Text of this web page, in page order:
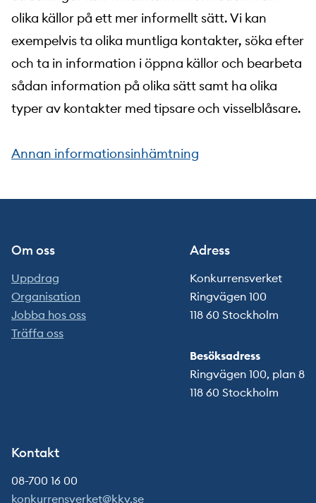
olika källor på ett mer informellt sätt. Vi kan
exempelvis ta olika muntliga kontakter, söka efter
och ta in information i öppna källor och bearbeta
sådan information på olika sätt samt ha olika
typer av kontakter med tipsare och visselblåsare.
Annan informationsinhämtning
Om oss
Uppdrag
Organisation
Jobba hos oss
Träffa oss
Adress
Konkurrensverket
Ringvägen 100
118 60 Stockholm
Besöksadress
Ringvägen 100, plan 8
118 60 Stockholm
Kontakt
08-700 16 00
konkurrensverket@kkv.se